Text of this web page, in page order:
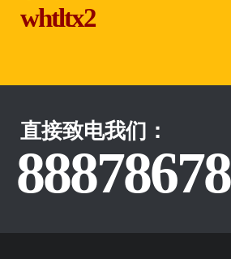
whtltx2
直接致电我们：
88878678